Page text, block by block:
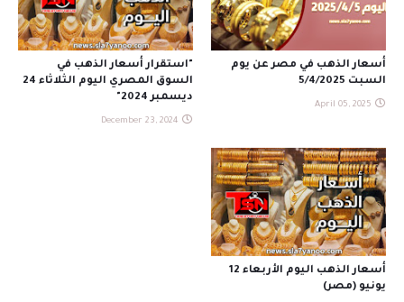
أسعار الذهب في مصر عن يوم
السبت 5/4/2025
April 05, 2025
"استقرار أسعار الذهب في
السوق المصري اليوم الثلاثاء 24
ديسمبر 2024"
December 23, 2024
أسعار الذهب اليوم الأربعاء 12
يونيو (مصر)